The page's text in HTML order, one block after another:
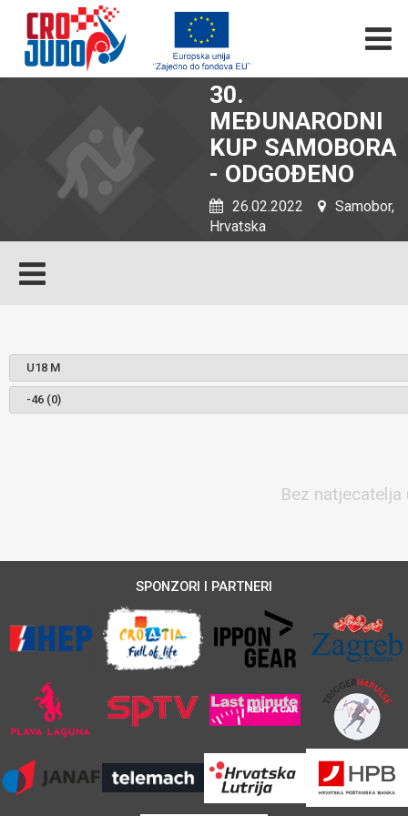
30.
MEĐUNARODNI
KUP SAMOBORA
- ODGOĐENO
26.02.2022
Samobor,
Hrvatska
Bez
SPONZORI I PARTNERI